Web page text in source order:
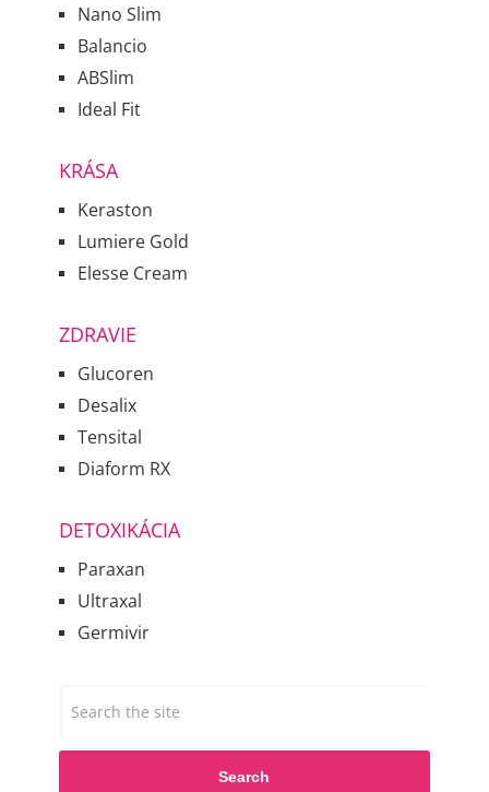
Nano Slim
Balancio
ABSlim
Ideal Fit
KRÁSA
Keraston
Lumiere Gold
Elesse Cream
ZDRAVIE
Glucoren
Desalix
Tensital
Diaform RX
DETOXIKÁCIA
Paraxan
Ultraxal
Germivir
Search